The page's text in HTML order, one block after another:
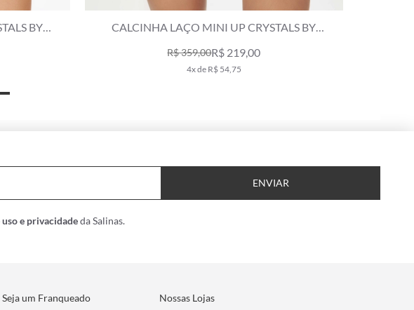
BY
CALCINHA LAÇO MINI UP CRYSTALS BY
R$ 359,00R$ 219,00
4x de R$ 54,75
ENVIAR
e privacidadeda Salinas.
Seja um Franqueado Nossas Lojas